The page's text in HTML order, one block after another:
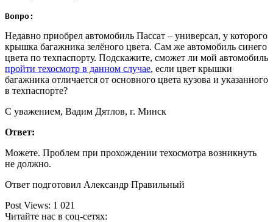
Вопро:
Недавно приобрел автомобиль Пассат – универсал, у которого
крышка багажника зелёного цвета. Сам же автомобиль синего
цвета по техпаспорту. Подскажите, сможет ли мой автомобиль
пройти техосмотр в данном случае, если цвет крышки
багажника отличается от основного цвета кузова и указанного
в техпаспорте?
С уважением, Вадим Дятлов, г. Минск
Ответ:
Можете. Проблем при прохождении техосмотра возникнуть
не должно.
Ответ подготовил Александр Правильный
Post Views: 1 021
Читайте нас в соц-сетях: